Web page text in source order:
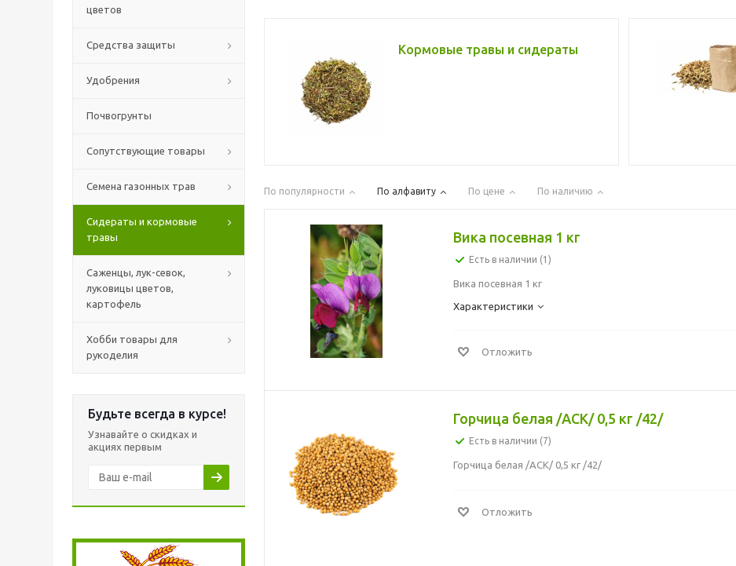
цветов
Средства защиты
Удобрения
Почвогрунты
Сопутствующие товары
Семена газонных трав
Сидераты и кормовые
травы
Саженцы, лук-севок,
луковицы цветов,
картофель
Хобби товары для
рукоделия
Будьте всегда в курсе!
Узнавайте о скидках и
акциях первым
Кормовые травы и сидераты
По популярности По алфавиту По цене По наличию
Вика посевная 1 кг
Есть в наличии (1)
Вика посевная 1 кг
Характеристики
Отложить
Горчица белая /АСК/ 0,5 кг /42/
Есть в наличии (7)
Горчица белая /АСК/ 0,5 кг /42/
Отложить